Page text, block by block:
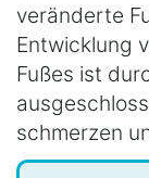
veränderte
Entwicklung
Fußes ist
schmerzen